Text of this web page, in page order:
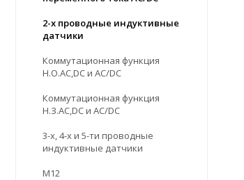
2-х проводные индуктивные
датчики
Коммутационная функция
Н.О.АC,DC и AC/DC
Коммутационная функция
Н.З.АC,DC и AC/DC
3-х, 4-х и 5-ти проводные
индуктивные датчики
М12